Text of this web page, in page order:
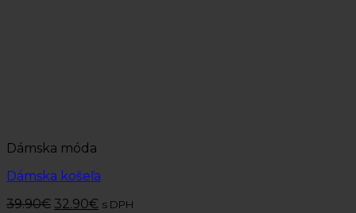
Dámska móda
Dámska košeľa
39.90€ 32.90€ s DPH